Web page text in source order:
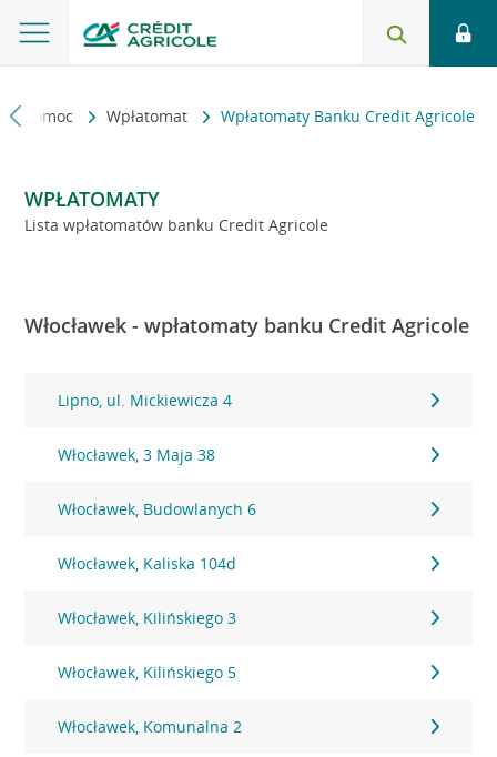
i pomoc Wpłatomat Wpłatomaty Banku Credit Agricole
WPŁATOMATY
Lista wpłatomatów banku Credit Agricole
Włocławek - wpłatomaty banku Credit Agricole
Lipno, ul. Mickiewicza 4
Włocławek, 3 Maja 38
Włocławek, Budowlanych 6
Włocławek, Kaliska 104d
Włocławek, Kilińskiego 3
Włocławek, Kilińskiego 5
Włocławek, Komunalna 2